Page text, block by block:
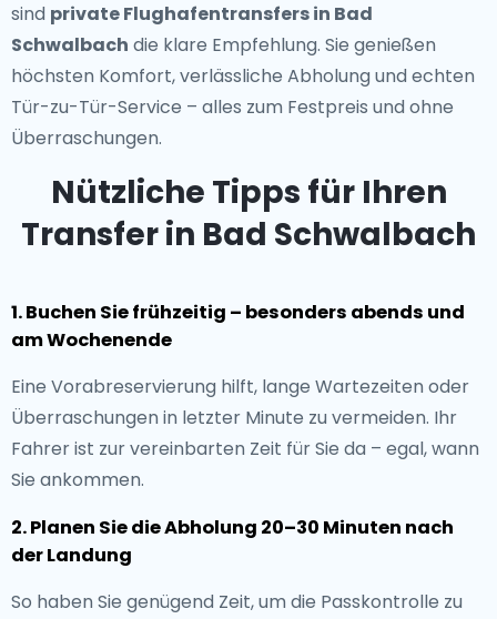
sind private Flughafentransfers in Bad
Schwalbach die klare Empfehlung. Sie genießen
höchsten Komfort, verlässliche Abholung und echten
Tür-zu-Tür-Service – alles zum Festpreis und ohne
Überraschungen.
Nützliche Tipps für Ihren
Transfer in Bad Schwalbach
1. Buchen Sie frühzeitig – besonders abends und
am Wochenende
Eine Vorabreservierung hilft, lange Wartezeiten oder
Überraschungen in letzter Minute zu vermeiden. Ihr
Fahrer ist zur vereinbarten Zeit für Sie da – egal, wann
Sie ankommen.
2. Planen Sie die Abholung 20–30 Minuten nach
der Landung
So haben Sie genügend Zeit, um die Passkontrolle zu